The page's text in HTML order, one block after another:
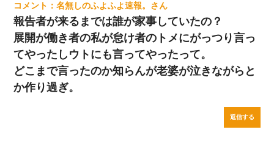
名無しのふよふよ速報。
報告者が来るまでは誰が家事していたの？
展開が働き者の私が怠け者のトメにがっつり言っ
てやったしウトにも言ってやったって。
どこまで言ったのか知らんが老婆が泣きながらと
か作り過ぎ。
返信する